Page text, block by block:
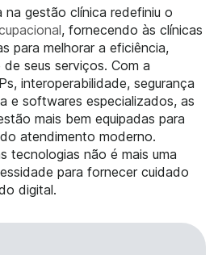
na gestão clínica redefiniu o
, fornecendo às clínicas
para melhorar a eficiência,
seus serviços. Com a
interoperabilidade, segurança
e softwares especializados, as
mais bem equipadas para
atendimento moderno.
tecnologias não é mais uma
para fornecer cuidado
digital.